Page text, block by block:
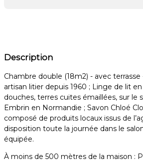
Description
Chambre double (18m2) - avec
artisan litier depuis 1960 ; Linge de lit
douches, terres cuites émaillées, sur le
Embrin en Normandie ; Savon Chloé
composé de produits locaux issus de
disposition toute la journée dans le
équipée.
À moins de 500 mètres de la maison :